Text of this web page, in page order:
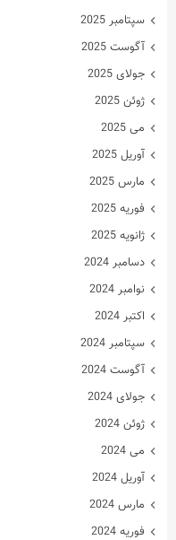
سپتامبر 2025
آگوست 2025
جولای 2025
ژوئن 2025
می 2025
آوریل 2025
مارس 2025
فوریه 2025
ژانویه 2025
دسامبر 2024
نوامبر 2024
اکتبر 2024
سپتامبر 2024
آگوست 2024
جولای 2024
ژوئن 2024
می 2024
آوریل 2024
مارس 2024
فوریه 2024